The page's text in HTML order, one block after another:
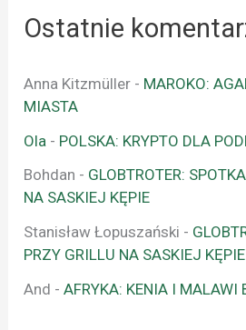
Ostatnie
Anna Kitzmüller - MAROKO:
MIASTA
Ola - POLSKA: KRYPTO DLA
Bohdan - GLOBTROTER:
NA SASKIEJ KĘPIE
Stanisław Łopuszański -
PRZY GRILLU NA SASKIEJ KĘPIE
And -AFRYKA: KENIA I MALAWI